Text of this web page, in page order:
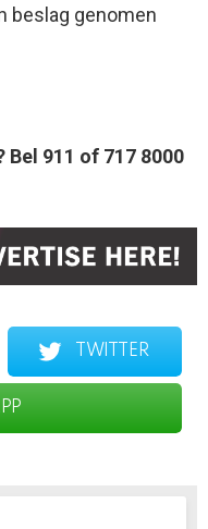
beslag genomen
911 of 717 8000
TWITTER